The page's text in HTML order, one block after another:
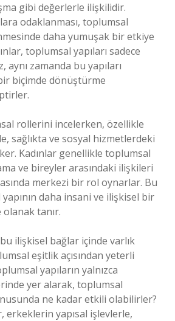
gibi değerlerle ilişkilidir.
odaklanması, toplumsal
daha yumuşak bir etkiye
toplumsal yapıları sadece
zamanda bu yapıları
biçimde dönüştürme
rollerini incelerken, özellikle
sağlıkta ve sosyal hizmetlerdeki
Kadınlar genellikle toplumsal
ve bireyler arasındaki ilişkileri
merkezi bir rol oynarlar. Bu
daha insani ve ilişkisel bir
tanır.
ilişkisel bağlar içinde varlık
eşitlik açısından yeterli
yapıların yalnızca
yer alarak, toplumsal
ne kadar etkili olabilirler?
erkeklerin yapısal işlevlerle,